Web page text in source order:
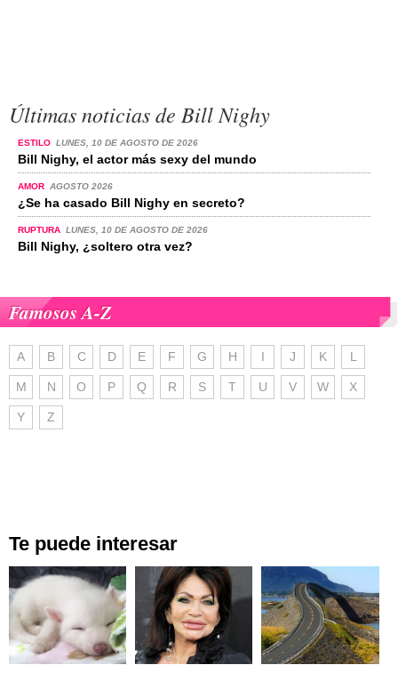
Últimas noticias de Bill Nighy
ESTILO LUNES, 10 DE AGOSTO DE 2026
Bill Nighy, el actor más sexy del mundo
AMOR AGOSTO 2026
¿Se ha casado Bill Nighy en secreto?
RUPTURA LUNES, 10 DE AGOSTO DE 2026
Bill Nighy, ¿soltero otra vez?
Famosos A-Z
A B C D E F G H I J K L
M N O P Q R S T U V W X
Y Z
Te puede interesar